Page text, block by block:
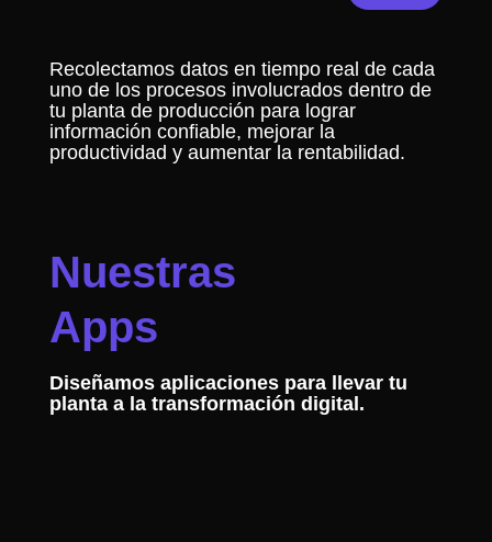
Recolectamos datos en tiempo real de cada
uno de los procesos involucrados dentro de
tu planta de producción para lograr
información confiable, mejorar la
productividad y aumentar la rentabilidad.
Nuestras
Apps
Diseñamos aplicaciones para llevar tu
planta a la transformación digital.